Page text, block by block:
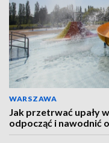
WARSZAWA
Jak przetrwać upały
odpocząć i nawodnić